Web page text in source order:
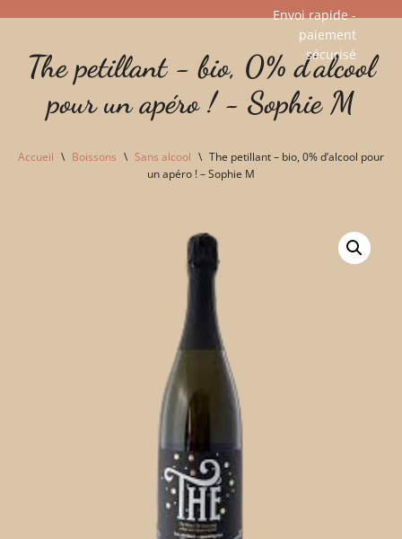
Envoi rapide -
paiement
sécurisé​
The petillant - bio, 0% d'alcool
pour un apéro ! - Sophie M
Accueil \ Boissons \ Sans alcool \ The petillant – bio, 0% d’alcool pour
un apéro ! – Sophie M